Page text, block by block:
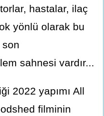
hastalar, ilaç
yönlü olarak bu
sahnesi vardır...
2022 yapımı All
filminin